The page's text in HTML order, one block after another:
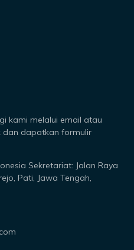
kami melalui email atau
dan dapatkan formulir
Sekretariat: Jalan Raya
Pati, Jawa Tengah,